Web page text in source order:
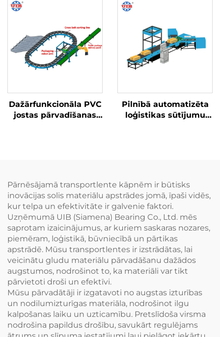
Dažārfunkcionāla PVC
jostas pārvadīšanas
Pilnībā automatizēta
loģistikas sūtījumu
Pārnēsājamā transportlente kāpnēm ir būtisks
inovācijas solis materiālu apstrādes jomā, īpaši vidēs,
kur telpa un efektivitāte ir galvenie faktori.
Uzņēmumā UIB (Siamena) Bearing Co., Ltd. mēs
saprotam izaicinājumus, ar kuriem saskaras nozares,
piemēram, loģistikā, būvniecībā un pārtikas
apstrādē. Mūsu transportlentes ir izstrādātas, lai
veicinātu gludu materiālu pārvadāšanu dažādos
augstumos, nodrošinot to, ka materiāli var tikt
pārvietoti droši un efektīvi.
Mūsu pārvadātāji ir izgatavoti no augstas izturības
un nodilumizturīgas materiāla, nodrošinot ilgu
kalpošanas laiku un uzticamību. Pretslīdoša virsma
nodrošina papildus drošību, savukārt regulējams